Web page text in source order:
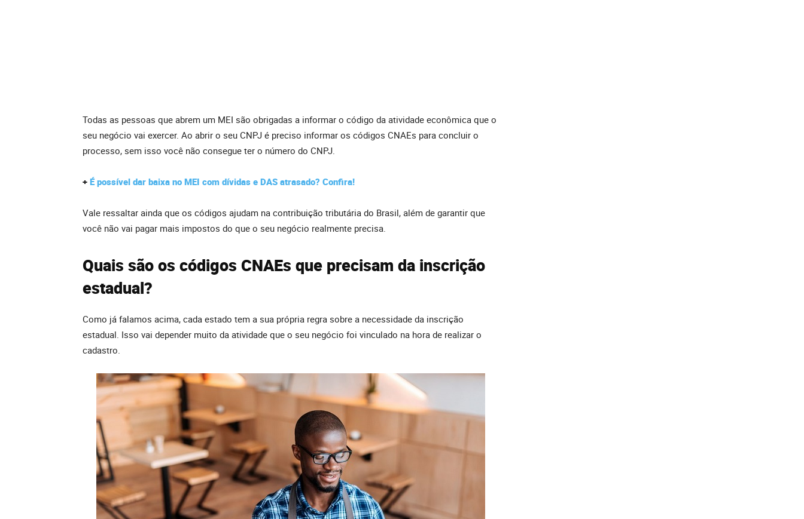
Todas as pessoas que abrem um MEI são obrigadas a informar o código da atividade econômica que o
seu negócio vai exercer. Ao abrir o seu CNPJ é preciso informar os códigos CNAEs para concluir o
processo, sem isso você não consegue ter o número do CNPJ.
+ É possível dar baixa no MEI com dívidas e DAS atrasado? Confira!
Vale ressaltar ainda que os códigos ajudam na contribuição tributária do Brasil, além de garantir que
você não vai pagar mais impostos do que o seu negócio realmente precisa.
Quais são os códigos CNAEs que precisam da inscrição
estadual?
Como já falamos acima, cada estado tem a sua própria regra sobre a necessidade da inscrição
estadual. Isso vai depender muito da atividade que o seu negócio foi vinculado na hora de realizar o
cadastro.